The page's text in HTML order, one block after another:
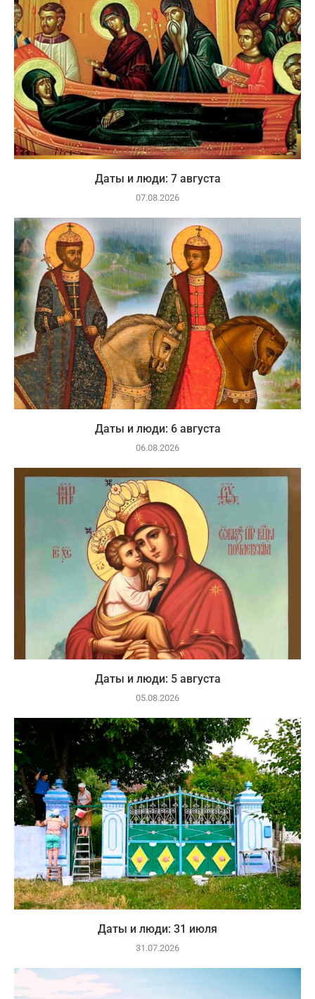
Даты и люди: 7 августа
07.08.2026
Даты и люди: 6 августа
06.08.2026
Даты и люди: 5 августа
05.08.2026
Даты и люди: 31 июля
31.07.2026